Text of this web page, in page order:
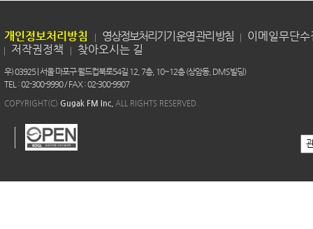
개인정보처리방침 영상정보처리기기 운영 관리 방침
이메일무단
저작권정책
찾아오시는 길
우) 03925 | 서울 마포구 월드컵북로54길 12, 7층, 10~12층 (상암동, DMS빌딩)
TEL : 02-300-9990 / FAX : 02-300-9907
COPYRIGHT(C) Gugak FM Inc. ALL RIGHTS RESERVED.